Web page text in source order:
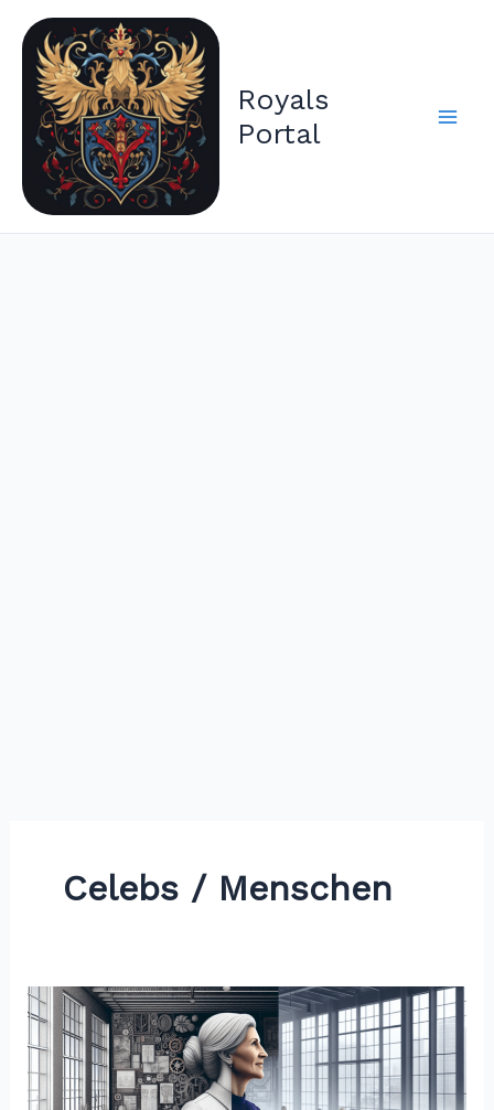
Inhalt
springen
Royals
Portal
Celebs / Menschen